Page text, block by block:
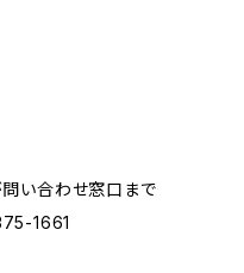
い合わせ窓口まで
1661